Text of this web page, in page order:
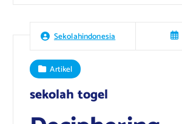
Sekolahindonesia
Artikel
sekolah togel